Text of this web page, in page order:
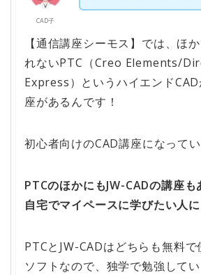
CAD子
【通信講座シーモス】では、ほ
れないPTC（Creo Elements/
Express）というハイエンド
座があるんです！
初心者向けのCAD講座になってい
PTCのほかにもJW-CADの講座も
自宅でマイペースに学びたい人に
PTCとJW-CADはどちらも無料で
ソフトなので、独学で勉強して